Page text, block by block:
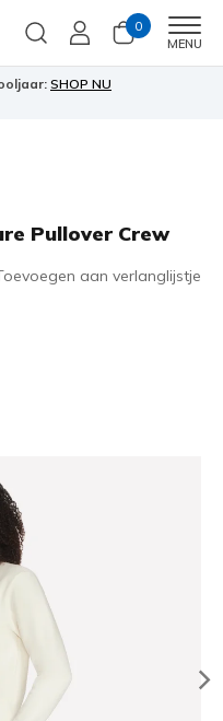
0
MENU
SHOP NU
Pullover Crew
aan verlanglijstje